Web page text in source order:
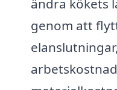
ändra kökets
genom att